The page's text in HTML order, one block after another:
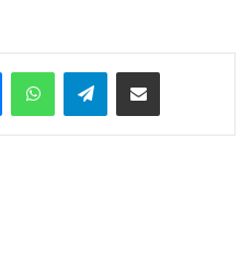
MessengerWhatsAppTelegramCondividi via Email